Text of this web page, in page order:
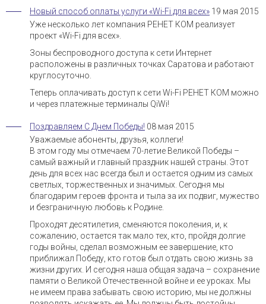
Новый способ оплаты услуги «Wi-Fi для всех» 19 мая 2015
Уже несколько лет компания РЕНЕТ КОМ реализует
проект «Wi-Fi для всех».
Зоны беспроводного доступа к сети Интернет
расположены в различных точках Саратова и работают
круглосуточно.
Теперь оплачивать доступ к сети Wi-Fi РЕНЕТ КОМ можно
и через платежные терминалы QiWi!
Поздравляем С Днем Победы! 08 мая 2015
Уважаемые абоненты, друзья, коллеги!
В этом году мы отмечаем 70-летие Великой Победы –
самый важный и главный праздник нашей страны. Этот
день для всех нас всегда был и остается одним из самых
светлых, торжественных и значимых. Сегодня мы
благодарим героев фронта и тыла за их подвиг, мужество
и безграничную любовь к Родине.
Проходят десятилетия, сменяются поколения, и, к
сожалению, остается так мало тех, кто, пройдя долгие
годы войны, сделал возможным ее завершение, кто
приближал Победу, кто готов был отдать свою жизнь за
жизни других. И сегодня наша общая задача – сохранение
памяти о Великой Отечественной войне и ее уроках. Мы
не имеем права забывать свою историю, мы не должны